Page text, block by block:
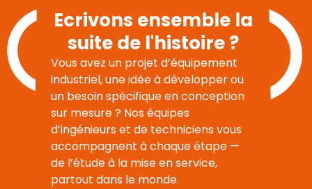
Ecrivons ensemble la
suite de l'histoire ?
Vous avez un projet d’équipement
industriel, une idée à développer ou
un besoin spécifique en conception
sur mesure ? Nos équipes
d’ingénieurs et de techniciens vous
accompagnent à chaque étape —
de l’étude à la mise en service,
partout dans le monde.